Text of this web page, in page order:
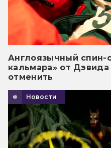
Англоязычный спин-
кальмара» от
отменить
Новости